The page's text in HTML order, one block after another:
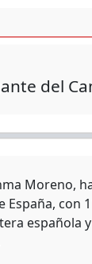
del
Moreno,
con
española